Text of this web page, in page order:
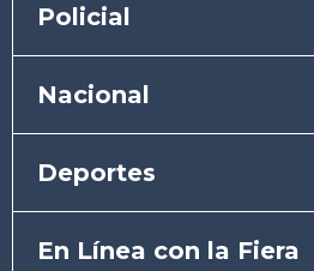
Policial
Nacional
Deportes
En Línea con la Fiera